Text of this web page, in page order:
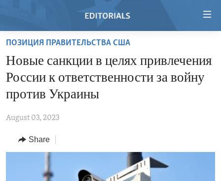
Skip
main
content
to
main
Navigation
to
AFRICA
AMERICAS
EUROPE
TOPICS
HUMAN RIGHTS
AID AND DEVELOPMENT
ARCHIVE
ПОЗИЦИЯ ПРАВИТЕЛЬСТВА США
Новые санкции в целях привлечения
России к ответственности за войну
против Украины
August 03, 2023
Share